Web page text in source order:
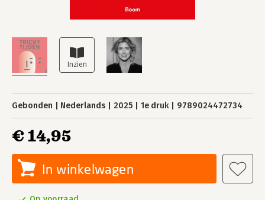
Gebonden Nederlands 2025 1e druk 9789024472734
€ 14,95
In winkelwagen